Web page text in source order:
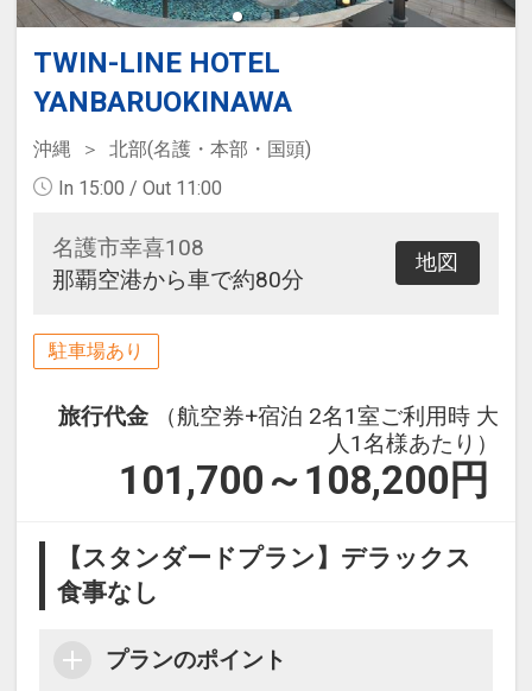
TWIN-LINE HOTEL
YANBARUOKINAWA
沖縄
北部(名護・本部・国頭)
In 15:00 / Out 11:00
名護市幸喜108
那覇空港から車で約80分
地図
駐車場あり
旅行代金
（航空券+宿泊 2名1室ご利用時 大
人1名様あたり）
101,700～108,200 円
【スタンダードプラン】デラックス
食事なし
プランのポイント